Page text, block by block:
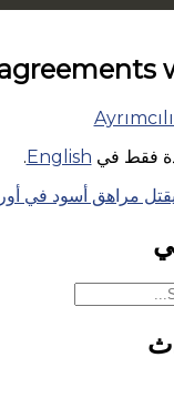
فقط في English
.
مراهق أسود في